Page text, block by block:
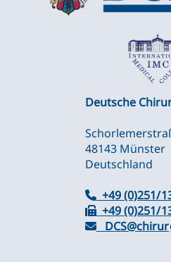
Deutsche
48143 Münster
Deutschland
+49 (0)251/
+49 (0)251/